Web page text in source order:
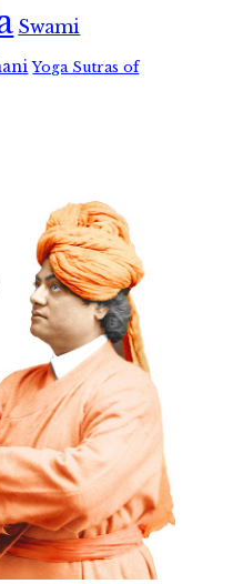
Swami
Yoga Sutras of